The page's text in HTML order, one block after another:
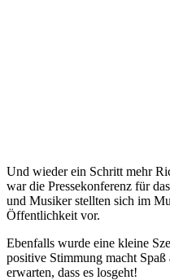
Und wieder ein Schritt mehr
war die Pressekonferenz für
und Musiker stellten sich im
Öffentlichkeit vor.
Ebenfalls wurde eine kleine
positive Stimmung macht
erwarten, dass es losgeht!